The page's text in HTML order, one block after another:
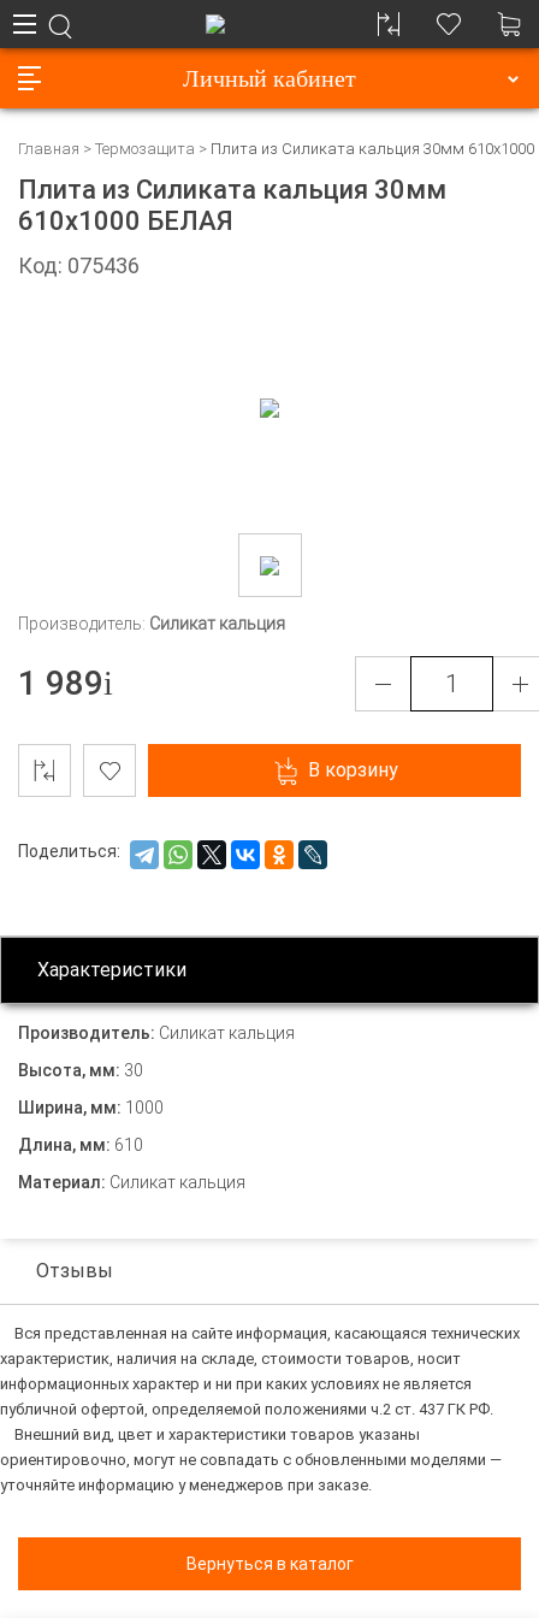
Личный кабинет
Главная Термозащита Плита из Силиката кальция 30мм
Плита из Силиката кальция 30мм
610x1000 БЕЛАЯ
Код: 075436
Производитель: Силикат кальция
1 989
В корзину
Поделиться:
Характеристики
Производитель: Силикат кальция
Высота, мм: 30
Ширина, мм: 1000
Длина, мм: 610
Материал: Силикат кальция
Отзывы
Вся представленная на сайте информация, касающаяся технических
характеристик, наличия на складе, стоимости товаров, носит
информационных характер и ни при каких условиях не является
публичной офертой, определяемой положениями ч.2 ст. 437 ГК РФ.
Внешний вид, цвет и характеристики товаров указаны
ориентировочно, могут не совпадать с обновленными моделями —
уточняйте информацию у менеджеров при заказе.
Вернуться в каталог